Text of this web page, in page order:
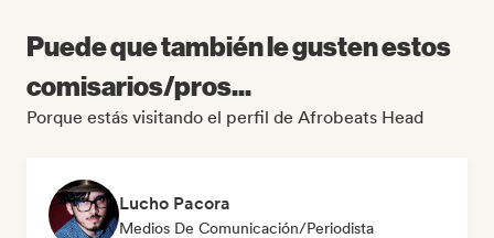
Puede que también le gusten estos
comisarios/pros...
Porque estás visitando el perfil de Afrobeats Head
Lucho Pacora
Medios De Comunicación/Periodista